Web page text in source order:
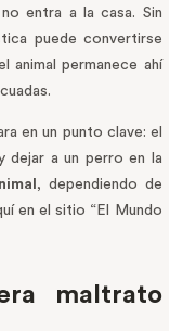
entra a la casa. Sin
puede convertirse
animal permanece ahí
en un punto clave: el
dejar a un perro en la
, dependiendo de
en el sitio “El Mundo
maltrato